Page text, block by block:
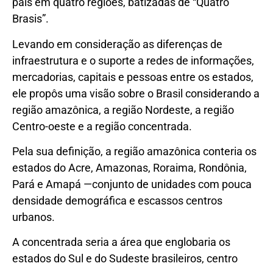
Brasis”.
Levando em consideração as diferenças de
infraestrutura e o suporte a redes de informações,
mercadorias, capitais e pessoas entre os estados,
ele propôs uma visão sobre o Brasil considerando a
região amazônica, a região Nordeste, a região
Centro-oeste e a região concentrada.
Pela sua definição, a região amazônica conteria os
estados do Acre, Amazonas, Roraima, Rondônia,
Pará e Amapá —conjunto de unidades com pouca
densidade demográfica e escassos centros
urbanos.
A concentrada seria a área que englobaria os
estados do Sul e do Sudeste brasileiros, centro